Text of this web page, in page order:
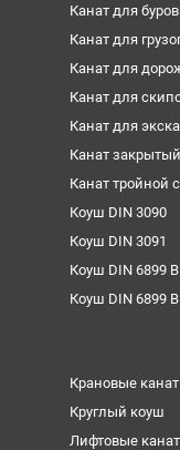
Канат для
Канат для
Канат для
Канат для
Канат для
Канат
Канат тройной
Коуш DIN 3090
Коуш DIN 3091
Коуш DIN 6899 B
Коуш DIN 6899
Крановые
Круглый коуш
Лифтовые